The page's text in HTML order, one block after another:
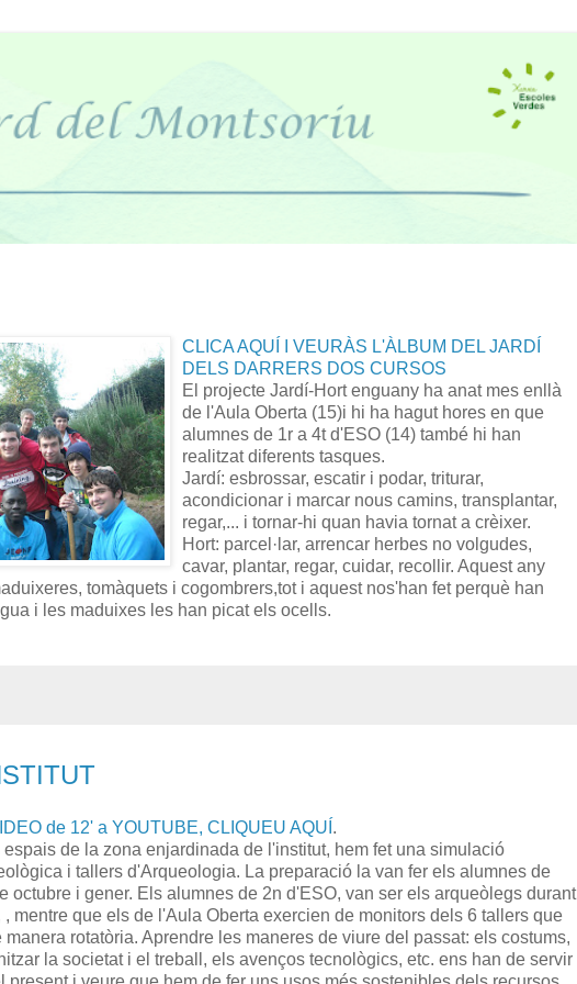
CLICA AQUÍ I VEURÀS L'ÀLBUM DEL JARDÍ
DELS DARRERS DOS CURSOS
El projecte Jardí-Hort enguany ha anat mes enllà
de l'Aula Oberta (15)i hi ha hagut hores en que
alumnes de 1r a 4t d'ESO (14) també hi han
realitzat diferents tasques.
Jardí: esbrossar, escatir i podar, triturar,
acondicionar i marcar nous camins, transplantar,
regar,... i tornar-hi quan havia tornat a crèixer.
Hort: parcel·lar, arrencar herbes no volgudes,
cavar, plantar, regar, cuidar, recollir. Aquest any
tomàquets i cogombrers,tot i aquest nos'han fet perquè han
i les maduixes les han picat els ocells.
de 12' a YOUTUBE, CLIQUEU AQUÍ .
de la zona enjardinada de l'institut, hem fet una simulació
i tallers d'Arqueologia. La preparació la van fer els alumnes de
octubre i gener. Els alumnes de 2n d'ESO, van ser els arqueòlegs durant
, mentre que els de l'Aula Oberta exercien de monitors dels 6 tallers que
rotatòria. Aprendre les maneres de viure del passat: els costums,
la societat i el treball, els avenços tecnològics, etc. ens han de servir